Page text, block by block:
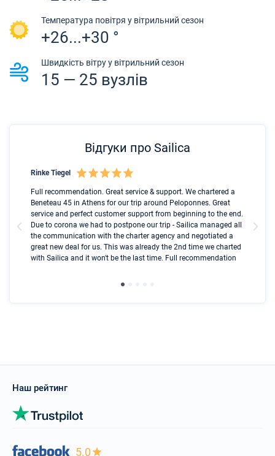
Температура повітря у вітрильний сезон
+26...+30 °
Швидкість вітру у вітрильний сезон
15 — 25 вузлів
Відгуки про Sailica
Rinke Tiegel
Full recommendation. Great service & support. We chartered a
Beneteau 45 in Athens for our trip around Peloponnes. Great
service and perfect customer support from beginning to the end.
Due to corona we had to postpone our trip - Sailica managed all
the communication with the charter agency and negotiated a
great new deal for us. This was already the 2nd time we charted
with Sailica and it won't be the last time. Full recommendation
Наш рейтинг
5.0